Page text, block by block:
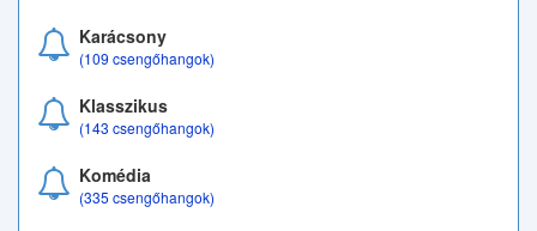
Karácsony
(109 csengőhangok)
Klasszikus
(143 csengőhangok)
Komédia
(335 csengőhangok)